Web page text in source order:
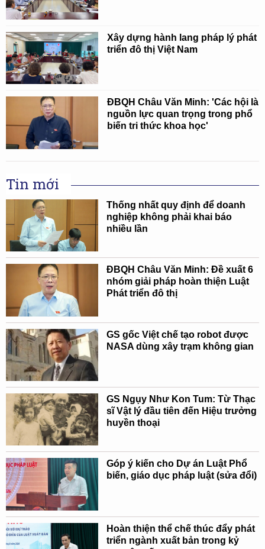
Xây dựng hành lang pháp lý phát
triển đô thị Việt Nam
ĐBQH Châu Văn Minh: 'Các hội là
nguồn lực quan trọng trong phổ
biến tri thức khoa học'
Tin mới
Thống nhất quy định để doanh
nghiệp không phải khai báo
nhiều lần
ĐBQH Châu Văn Minh: Đề xuất 6
nhóm giải pháp hoàn thiện Luật
Phát triển đô thị
GS gốc Việt chế tạo robot được
NASA dùng xây trạm không gian
GS Ngụy Như Kon Tum: Từ Thạc
sĩ Vật lý đầu tiên đến Hiệu trưởng
huyền thoại
Góp ý kiến cho Dự án Luật Phổ
biến, giáo dục pháp luật (sửa đổi)
Hoàn thiện thể chế thúc đẩy phát
triển ngành xuất bản trong kỷ